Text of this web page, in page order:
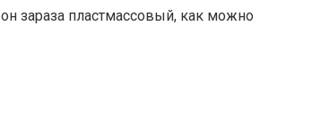
зараза пластмассовый, как можно